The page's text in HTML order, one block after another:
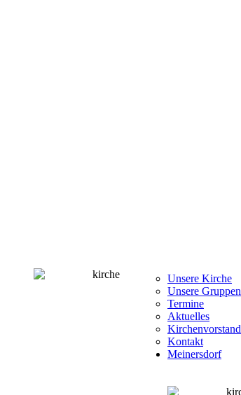
Unsere Kirche
Unsere Gruppen
Termine
Aktuelles
Kirchenvorstand
Kontakt
Meinersdorf